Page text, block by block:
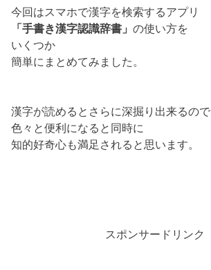
今回はスマホで漢字を検索するアプリ
「手書き漢字認識辞書」の使い方を
いくつか
簡単にまとめてみました。
漢字が読めるとさらに深掘り出来るので
色々と便利になると同時に
知的好奇心も満足されると思います。
スポンサードリンク